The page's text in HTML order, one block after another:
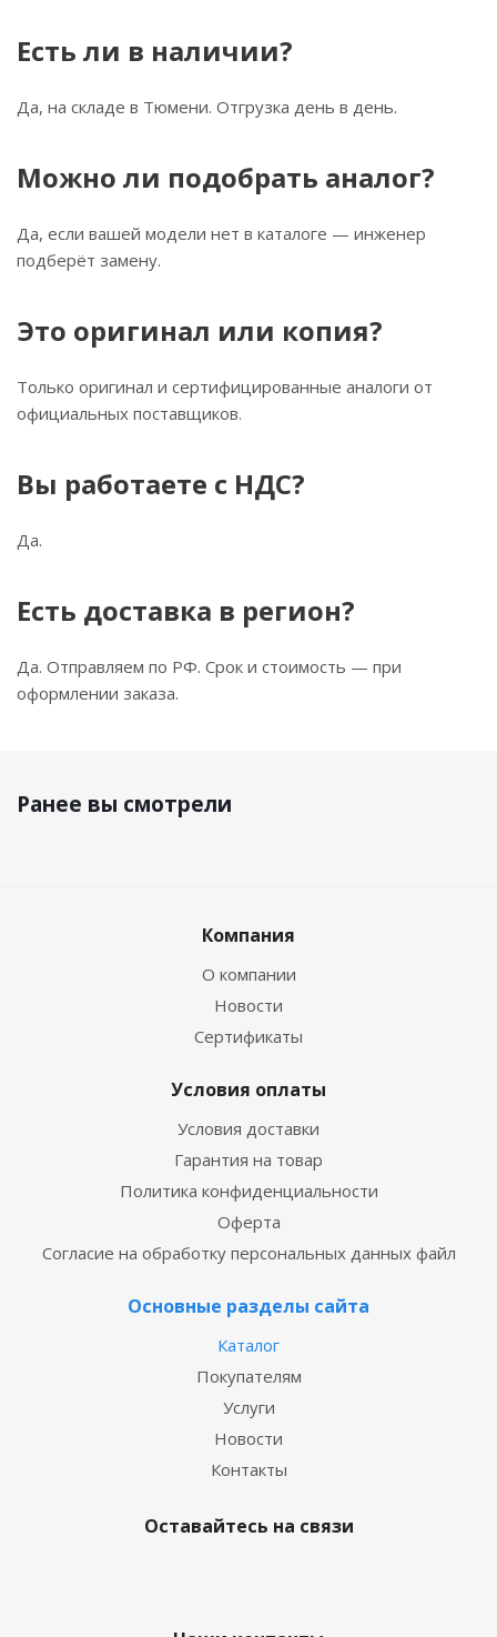
Есть ли в наличии?
Да, на складе в Тюмени. Отгрузка день в день.
Можно ли подобрать аналог?
Да, если вашей модели нет в каталоге — инженер
подберёт замену.
Это оригинал или копия?
Только оригинал и сертифицированные аналоги от
официальных поставщиков.
Вы работаете с НДС?
Да.
Есть доставка в регион?
Да. Отправляем по РФ. Срок и стоимость — при
оформлении заказа.
Ранее вы смотрели
Компания
О компании
Новости
Сертификаты
Условия оплаты
Условия доставки
Гарантия на товар
Политика конфиденциальности
Оферта
Согласие на обработку персональных данных файл
Основные разделы сайта
Каталог
Покупателям
Услуги
Новости
Контакты
Оставайтесь на связи